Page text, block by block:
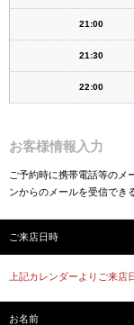
21:00
21:30
22:00
お客様情報入力
ご予約時に携帯電話等のメ
ンからのメールを受信でき
ご来店日時
上記カレンダーよりご来店
お名前